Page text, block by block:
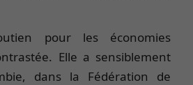
pour les économies
Elle a sensiblement
dans la Fédération de